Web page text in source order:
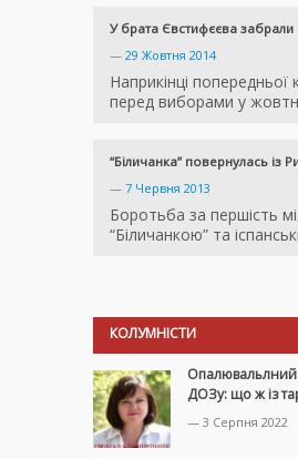
У брата Євстифєєва забрали
— 29 Жовтня 2014
Наприкінці попередньої
перед виборами у
“Біличанка” повернулась із
— 7 Червня 2013
Боротьба за першість
“Біличанкою” та
КОЛУМНІСТИ
Опалювальлний
ДОЗу: що ж із
— 3 Серпня 2022